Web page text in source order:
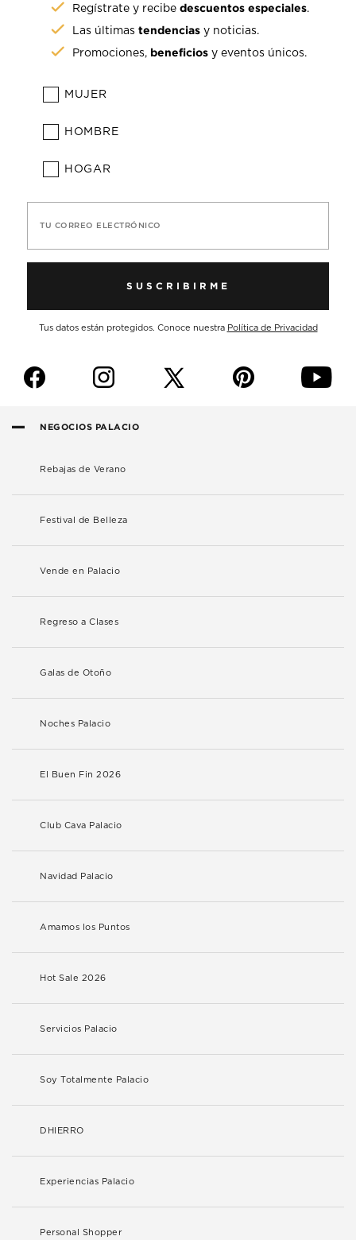
Regístrate y recibedescuentos especiales.
Las últimastendencias y noticias.
Promociones, beneficios y eventos únicos.
MUJER
HOMBRE
HOGAR
TU CORREO ELECTRÓNICO
SUSCRIBIRME
Tus datos están protegidos. Conoce nuestra Política de Privacidad
f i p y
NEGOCIOS PALACIO
Rebajas de Verano
Festival de Belleza
Vende en Palacio
Regreso a Clases
Galas de Otoño
Noches Palacio
El Buen Fin 2026
Club Cava Palacio
Navidad Palacio
Amamos los Puntos
Hot Sale 2026
Servicios Palacio
Soy Totalmente Palacio
DHIERRO
Experiencias Palacio
Personal Shopper